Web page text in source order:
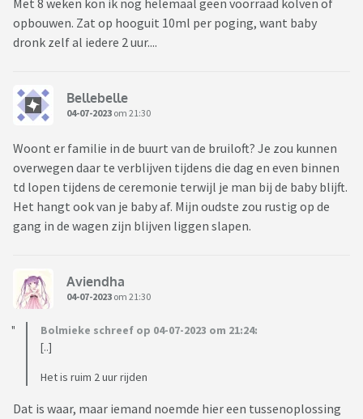
Met 8 weken kon ik nog helemaal geen voorraad kolven of
opbouwen. Zat op hooguit 10ml per poging, want baby
dronk zelf al iedere 2 uur....
Bellebelle
04-07-2023 om 21:30
Woont er familie in de buurt van de bruiloft? Je zou kunnen
overwegen daar te verblijven tijdens die dag en even binnen
td lopen tijdens de ceremonie terwijl je man bij de baby blijft.
Het hangt ook van je baby af. Mijn oudste zou rustig op de
gang in de wagen zijn blijven liggen slapen.
Aviendha
04-07-2023 om 21:30
Bolmieke schreef op 04-07-2023 om 21:24:
[..]
Het is ruim 2 uur rijden
Dat is waar, maar iemand noemde hier een tussenoplossing